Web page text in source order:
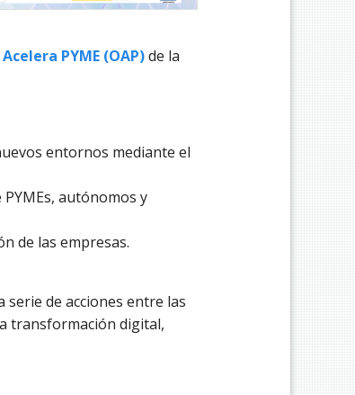
PYME (OAP)de la
entornos mediante el
autónomos y
de las empresas.
de acciones entre las
transformación digital,